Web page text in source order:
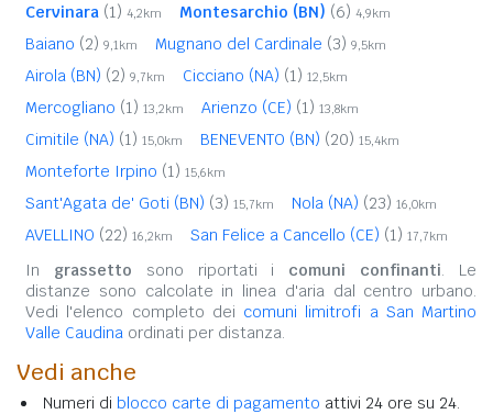
Cervinara (1) 4,2km Montesarchio (BN) (6) 4,9km
Baiano (2) 9,1km Mugnano del Cardinale (3) 9,5km
Airola (BN) (2) 9,7km Cicciano (NA) (1) 12,5km
Mercogliano (1) 13,2km Arienzo (CE) (1) 13,8km
Cimitile (NA) (1) 15,0km BENEVENTO (BN) (20) 15,4km
Monteforte Irpino (1) 15,6km
Sant'Agata de' Goti (BN) (3) 15,7km Nola (NA) (23) 16,0km
AVELLINO (22) 16,2km San Felice a Cancello (CE) (1) 17,7km
In grassetto sono riportati i comuni confinanti. Le
distanze sono calcolate in linea d'aria dal centro urbano.
Vedi l'elenco completo dei comuni limitrofi a San Martino
Valle Caudina ordinati per distanza.
Vedi anche
Numeri di blocco carte di pagamento attivi 24 ore su 24.